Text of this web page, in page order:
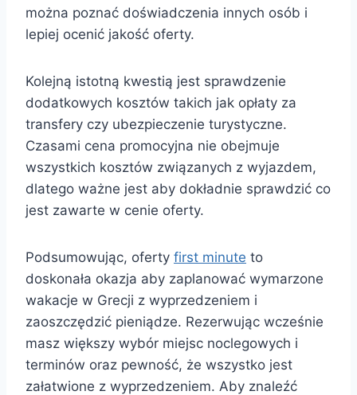
można poznać doświadczenia innych osób i
lepiej ocenić jakość oferty.
Kolejną istotną kwestią jest sprawdzenie
dodatkowych kosztów takich jak opłaty za
transfery czy ubezpieczenie turystyczne.
Czasami cena promocyjna nie obejmuje
wszystkich kosztów związanych z wyjazdem,
dlatego ważne jest aby dokładnie sprawdzić co
jest zawarte w cenie oferty.
Podsumowując, oferty first minute to
doskonała okazja aby zaplanować wymarzone
wakacje w Grecji z wyprzedzeniem i
zaoszczędzić pieniądze. Rezerwując wcześnie
masz większy wybór miejsc noclegowych i
terminów oraz pewność, że wszystko jest
załatwione z wyprzedzeniem. Aby znaleźć